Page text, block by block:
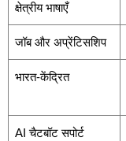
क्षेत्रीय भाषाएँ
जॉब और अप्रेंटिसशिप
भारत-केंद्रित
AI चैटबॉट सपोर्ट